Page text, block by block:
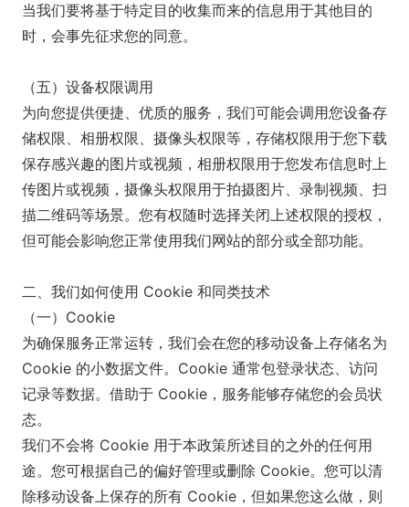
当我们要将基于特定目的收集而来的信息用于其他目的
时，会事先征求您的同意。
（五）设备权限调用
为向您提供便捷、优质的服务，我们可能会调用您设备存
储权限、相册权限、摄像头权限等，存储权限用于您下载
保存感兴趣的图片或视频，相册权限用于您发布信息时上
传图片或视频，摄像头权限用于拍摄图片、录制视频、扫
描二维码等场景。您有权随时选择关闭上述权限的授权，
但可能会影响您正常使用我们网站的部分或全部功能。
二、我们如何使用 Cookie 和同类技术
（一）Cookie
为确保服务正常运转，我们会在您的移动设备上存储名为
Cookie 的小数据文件。Cookie 通常包登录状态、访问
记录等数据。借助于 Cookie，服务能够存储您的会员状
态。
我们不会将 Cookie 用于本政策所述目的之外的任何用
途。您可根据自己的偏好管理或删除 Cookie。您可以清
除移动设备上保存的所有 Cookie，但如果您这么做，则